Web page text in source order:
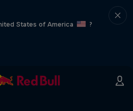
States of America
?